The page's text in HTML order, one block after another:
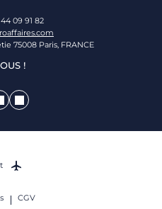
09 91 82
75008 Paris, FRANCE
!
CGV